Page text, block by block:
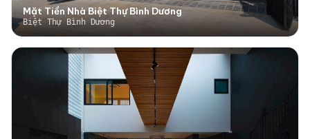
Mặt Tiền Nhà Biệt Thự Bình Dương
Biệt Thự Bình Dương